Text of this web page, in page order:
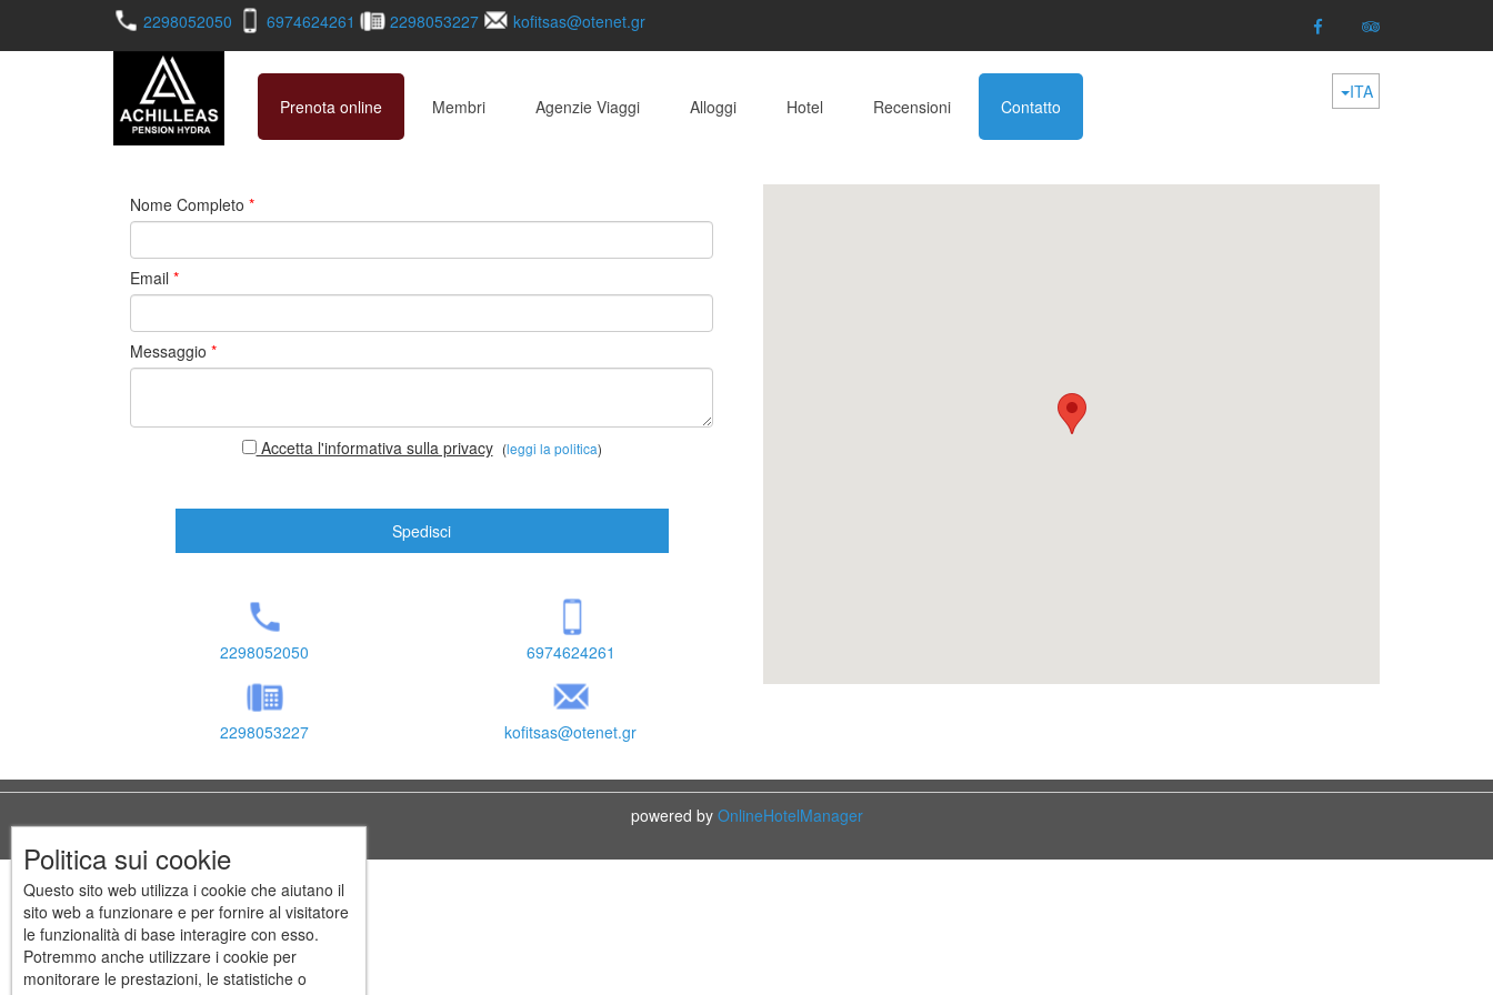
2298052050 6974624261 2298053227 kofitsas@otenet.gr
Prenota online Membri Agenzie Viaggi Alloggi Hotel Recensioni Contatto
ITA
Nome Completo *
Email *
Messaggio *
Accetta l'informativa sulla privacy (leggi la politica)
Spedisci
2298052050 6974624261
2298053227 kofitsas@otenet.gr
powered by OnlineHotelManager
Politica sui cookie
Questo sito web utilizza i cookie che aiutano il
sito web a funzionare e per fornire al visitatore
le funzionalità di base interagire con esso.
Potremmo anche utilizzare i cookie per
monitorare le prestazioni, le statistiche o